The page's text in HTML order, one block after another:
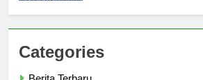
Categories